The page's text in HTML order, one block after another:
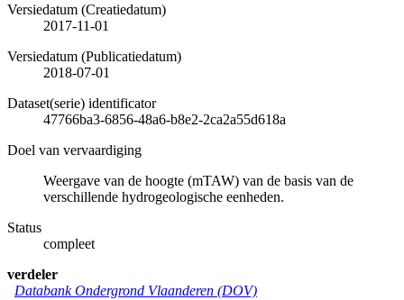
Versiedatum (Creatiedatum)
2017-11-01
Versiedatum (Publicatiedatum)
2018-07-01
Dataset(serie) identificator
47766ba3-6856-48a6-b8e2-2ca2a55d618a
Doel van vervaardiging
Weergave van de hoogte (mTAW) van de basis van de
verschillende hydrogeologische eenheden.
Status
compleet
verdeler
Databank Ondergrond Vlaanderen (DOV)